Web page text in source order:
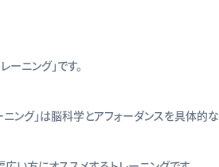
ニング」です。
ング」は脳科学とアフォーダンスを具体的な